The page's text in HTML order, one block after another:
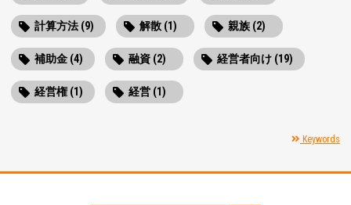
計算方法 (9) 解散 (1) 親族 (2)
補助金 (4) 融資 (2) 経営者向け (19)
経営権 (1) 経営 (1)
Keywords